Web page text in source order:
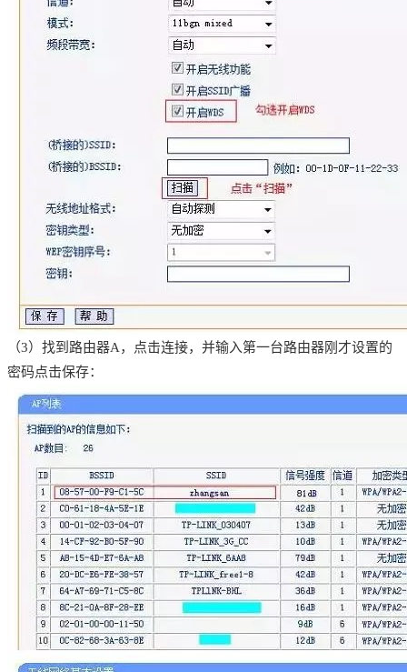
（3）找到路由器A，点击连接，并输入第一台路由器刚才设置的
密码点击保存：